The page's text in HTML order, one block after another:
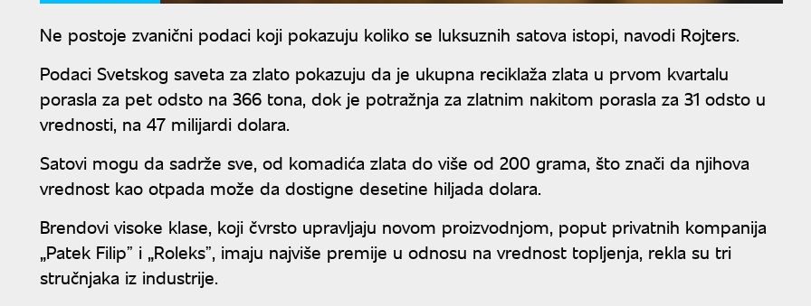
Ne postoje zvanični podaci koji pokazuju koliko se luksuznih satova istopi, navodi Rojters.
Podaci Svetskog saveta za zlato pokazuju da je ukupna reciklaža zlata u prvom kvartalu
porasla za pet odsto na 366 tona, dok je potražnja za zlatnim nakitom porasla za 31 odsto u
vrednosti, na 47 milijardi dolara.
Satovi mogu da sadrže sve, od komadića zlata do više od 200 grama, što znači da njihova
vrednost kao otpada može da dostigne desetine hiljada dolara.
Brendovi visoke klase, koji čvrsto upravljaju novom proizvodnjom, poput privatnih kompanija
„Patek Filipˮ i „Roleksˮ, imaju najviše premije u odnosu na vrednost topljenja, rekla su tri
stručnjaka iz industrije.